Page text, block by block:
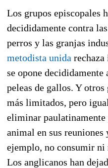
Los grupos episcopales
decididamente contra
perros y las granjas
metodista unida rechaza
se opone decididamente
peleas de gallos. Y
más limitados, pero
eliminar paulatinamente
animal en sus
ejemplo, no consumir ni
Los anglicanos han